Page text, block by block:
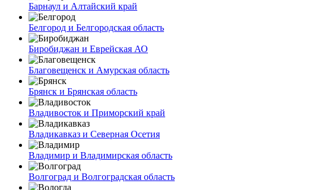
Барнаул и Алтайский край
Белгород и Белгородская область
Биробиджан и Еврейская АО
Благовещенск и Амурская область
Брянск и Брянская область
Владивосток и Приморский край
Владикавказ и Северная Осетия
Владимир и Владимирская область
Волгоград и Волгоградская область